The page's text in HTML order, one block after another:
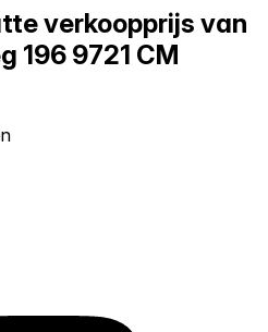
verkoopprijs van
196 9721 CM